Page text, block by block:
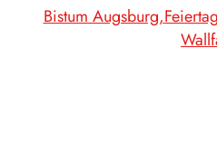
Bistum Augsburg